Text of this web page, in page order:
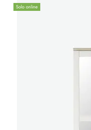
Solo online